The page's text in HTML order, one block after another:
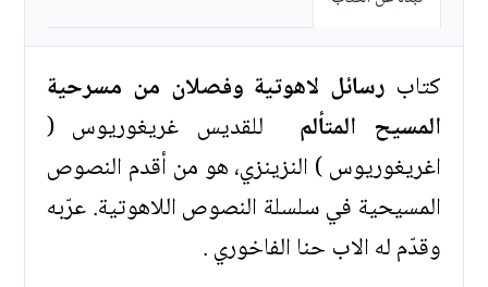
كتاب رسائل لاهوتية وفصلان من مسرحية
المسيح المتألم
للقديس غريغوريوس (
اغريغوريوس ) النزينزي، هو من أقدم النصوص
المسيحية في سلسلة النصوص اللاهوتية. عرّبه
وقدّم له الاب حنا الفاخوري .